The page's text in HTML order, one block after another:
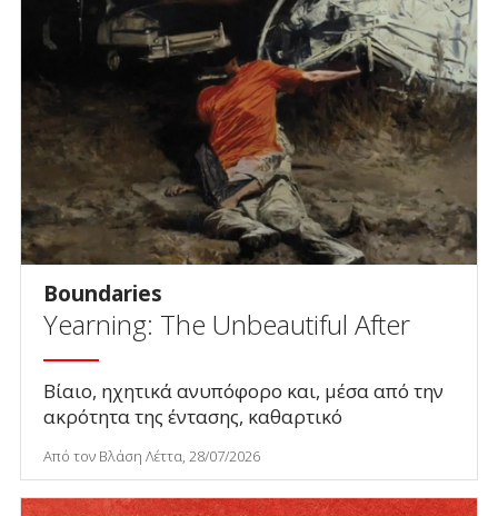
Boundaries
Yearning: The Unbeautiful After
Βίαιο, ηχητικά ανυπόφορο και, μέσα από την
ακρότητα της έντασης, καθαρτικό
Από τον Βλάση Λέττα, 28/07/2026